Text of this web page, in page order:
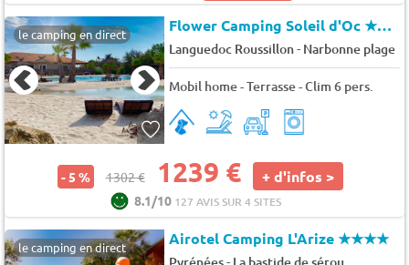
le camping en direct Flower Camping Soleil d'Oc★★★★
Languedoc Roussillon- Narbonne plage
Mobil home - Terrasse - Clim 6 pers.
- 5 % 1302 € 1239 € + d'infos >
8.1/10 127 AVIS SUR 4 SITES
le camping en direct Airotel Camping L'Arize★★★★
-